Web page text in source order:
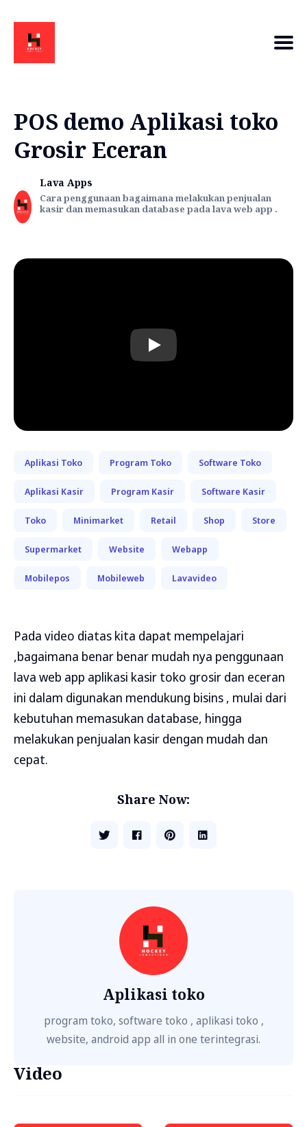
POS demo Aplikasi toko
Grosir Eceran
Lava Apps
Cara penggunaan bagaimana melakukan penjualan
kasir dan memasukan database pada lava web app .
Play
Aplikasi Toko Program Toko Software Toko
Aplikasi Kasir Program Kasir Software Kasir
Toko Minimarket Retail Shop Store
Supermarket Website Webapp
Mobilepos Mobileweb Lavavideo
Pada video diatas kita dapat mempelajari
,bagaimana benar benar mudah nya penggunaan
lava web app aplikasi kasir toko grosir dan eceran
ini dalam digunakan mendukung bisins , mulai dari
kebutuhan memasukan database, hingga
melakukan penjualan kasir dengan mudah dan
cepat.
Share Now:
Aplikasi toko
program toko, software toko , aplikasi toko ,
website, android app all in one terintegrasi.
Video